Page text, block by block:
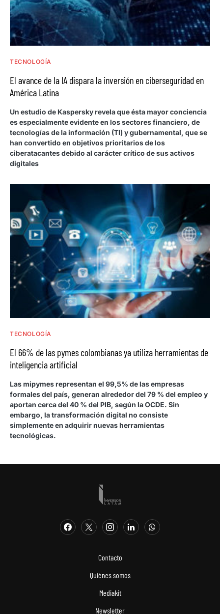
TECNOLOGÍA
El avance de la IA dispara la inversión en ciberseguridad en
América Latina
Un estudio de Kaspersky revela que ésta mayor conciencia
es especialmente evidente en los sectores financiero, de
tecnologías de la información (TI) y gubernamental, que se
han convertido en objetivos prioritarios de los
ciberatacantes debido al carácter crítico de sus activos
digitales
TECNOLOGÍA
El 66% de las pymes colombianas ya utiliza herramientas de
inteligencia artificial
Las mipymes representan el 99,5% de las empresas
formales del país, generan alrededor del 79 % del empleo y
aportan cerca del 40 % del PIB, según la OCDE. Sin
embargo, la transformación digital no consiste
simplemente en adquirir nuevas herramientas
tecnológicas.
Contacto
Quiénes somos
Mediakit
Newsletter